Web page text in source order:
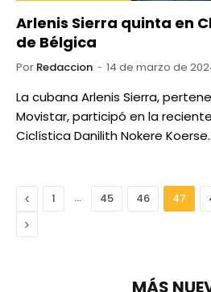
Arlenis Sierra quinta en
de Bélgica
Por Redaccion 14 de marzo de
La cubana Arlenis Sierra,
Movistar, participó en la
Ciclística Danilith Nokere
Anterior
1 … 45 46 47
Next
MÁS